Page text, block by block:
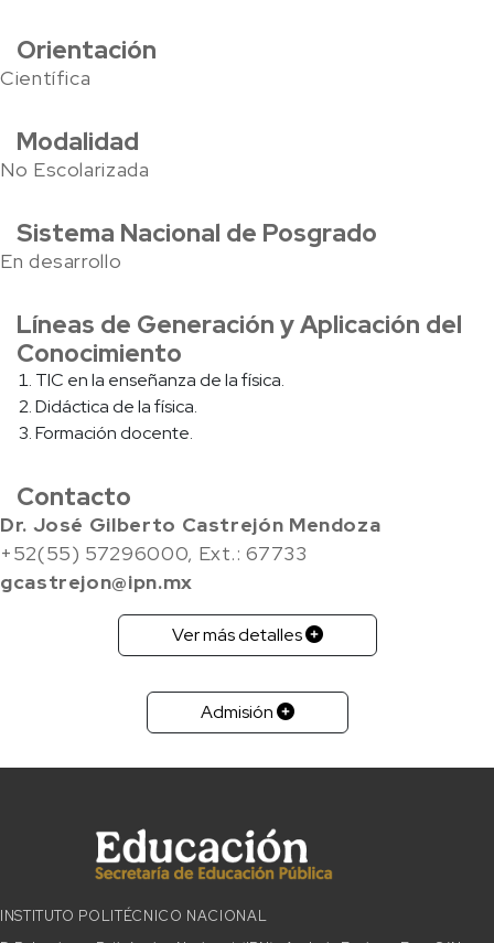
Orientación
Científica
Modalidad
No Escolarizada
Sistema Nacional de Posgrado
En desarrollo
Líneas de Generación y Aplicación del
Conocimiento
TIC en la enseñanza de la física.
Didáctica de la física.
Formación docente.
Contacto
Dr. José Gilberto Castrejón Mendoza
+52(55) 57296000, Ext.: 67733
gcastrejon@ipn.mx
Ver más detalles
Admisión
INSTITUTO POLITÉCNICO NACIONAL